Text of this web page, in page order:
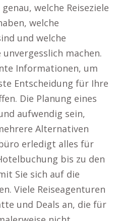
welche Reiseziele
welche
und welche
machen.
Informationen, um
Entscheidung für Ihre
Die Planung eines
aufwendig sein,
Alternativen
erledigt alles für
bis zu den
Sie sich auf die
Viele Reiseagenturen
und Deals an, die für